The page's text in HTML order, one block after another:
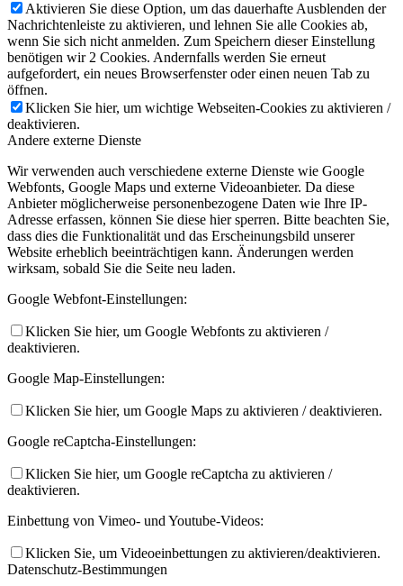
Aktivieren Sie diese Option, um das dauerhafte Ausblenden der
Nachrichtenleiste zu aktivieren, und lehnen Sie alle Cookies ab,
wenn Sie sich nicht anmelden. Zum Speichern dieser Einstellung
benötigen wir 2 Cookies. Andernfalls werden Sie erneut
aufgefordert, ein neues Browserfenster oder einen neuen Tab zu
öffnen.
Klicken Sie hier, um wichtige Webseiten-Cookies zu aktivieren /
deaktivieren.
Andere externe Dienste
Wir verwenden auch verschiedene externe Dienste wie Google
Webfonts, Google Maps und externe Videoanbieter. Da diese
Anbieter möglicherweise personenbezogene Daten wie Ihre IP-
Adresse erfassen, können Sie diese hier sperren. Bitte beachten Sie,
dass dies die Funktionalität und das Erscheinungsbild unserer
Website erheblich beeinträchtigen kann. Änderungen werden
wirksam, sobald Sie die Seite neu laden.
Google Webfont-Einstellungen:
Klicken Sie hier, um Google Webfonts zu aktivieren /
deaktivieren.
Google Map-Einstellungen:
Klicken Sie hier, um Google Maps zu aktivieren / deaktivieren.
Google reCaptcha-Einstellungen:
Klicken Sie hier, um Google reCaptcha zu aktivieren /
deaktivieren.
Einbettung von Vimeo- und Youtube-Videos:
Klicken Sie, um Videoeinbettungen zu aktivieren/deaktivieren.
Datenschutz-Bestimmungen